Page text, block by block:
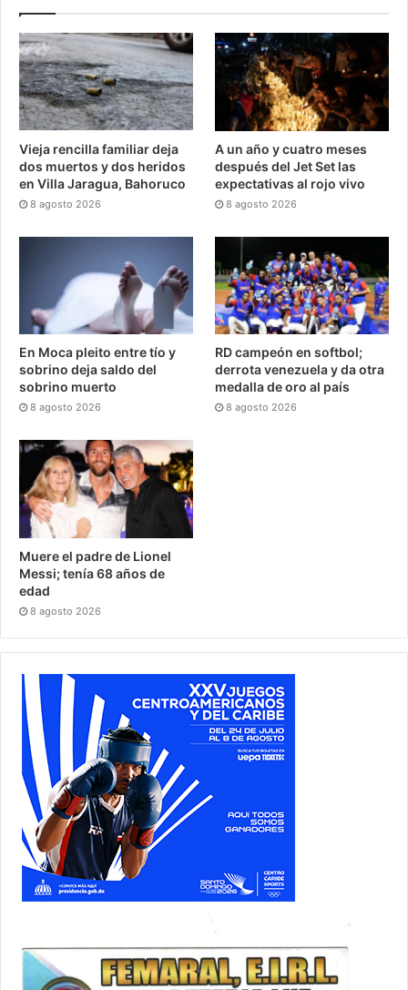
Vieja rencilla familiar deja
dos muertos y dos heridos
en Villa Jaragua, Bahoruco
8 agosto 2026
A un año y cuatro meses
después del Jet Set las
expectativas al rojo vivo
8 agosto 2026
En Moca pleito entre tío y
sobrino deja saldo del
sobrino muerto
8 agosto 2026
RD campeón en softbol;
derrota venezuela y da otra
medalla de oro al país
8 agosto 2026
Muere el padre de Lionel
Messi; tenía 68 años de
edad
8 agosto 2026